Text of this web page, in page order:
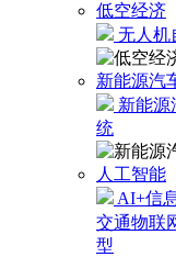
低空经济
无人机
新能源汽
新能源
统
人工智能
AI+信
交通物联
型